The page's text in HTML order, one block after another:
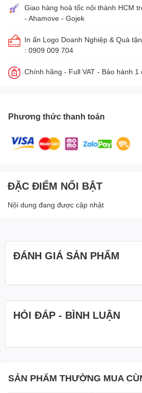
Giao hàng hoả tốc nội thành HCM
- Ahamove - Gojek
In ấn Logo Doanh Nghiệp & Quà
: 0909 009 704
Chính hãng - Full VAT - Bảo hành 1
Phương thức thanh toán
ĐẶC ĐIỂM NỔI BẬT
Nội dung đang được cập nhật
ĐÁNH GIÁ SẢN PHẨM
HỎI ĐÁP - BÌNH LUẬN
SẢN PHẨM THƯỜNG MUA